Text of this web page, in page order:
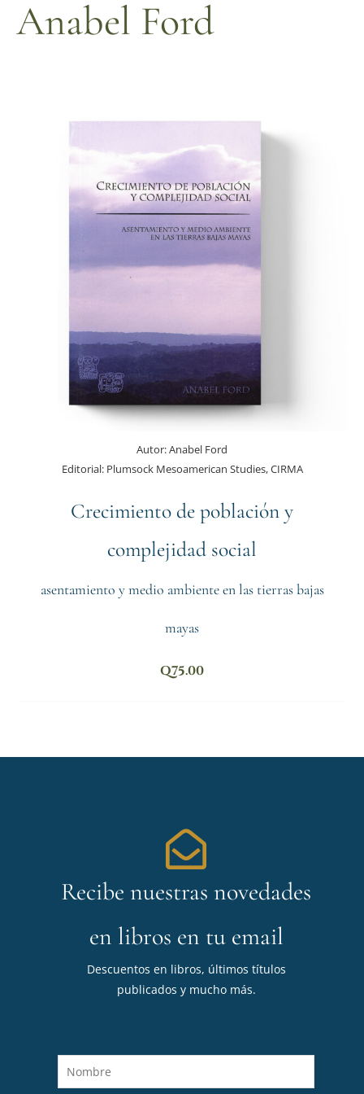
Anabel Ford
Autor:Anabel Ford
Editorial:Plumsock Mesoamerican Studies, CIRMA
Crecimiento de población y
complejidad social
asentamiento y medio ambiente en las tierras bajas
mayas
Q75.00
Recibe nuestras novedades
en libros en tu email
Descuentos en libros, últimos títulos
publicados y mucho más.
o